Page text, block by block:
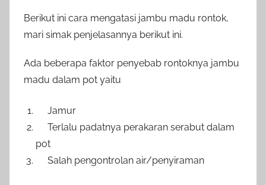
Berikut ini cara mengatasi jambu madu rontok,
mari simak penjelasannya berikut ini.
Ada beberapa faktor penyebab rontoknya jambu
madu dalam pot yaitu
Jamur
Terlalu padatnya perakaran serabut dalam
pot
Salah pengontrolan air/penyiraman